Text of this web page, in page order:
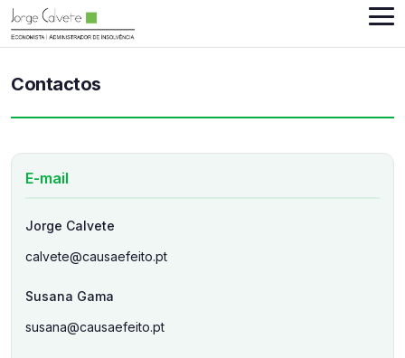
Contactos
E-mail
Jorge Calvete
calvete@causaefeito.pt
Susana Gama
susana@causaefeito.pt